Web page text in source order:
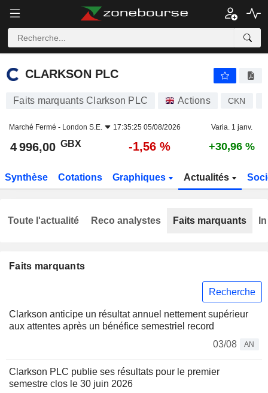
CLARKSON PLC
CLARKSON PLC
Faits marquants Clarkson PLC Actions CKN
Marché Fermé - London S.E. 17:35:25 05/08/2026 Varia. 1 janv.
4 996,00 GBX -1,56 % +30,96 %
Synthèse Cotations Graphiques Actualités
Faits marquants
Recherche
Clarkson anticipe un résultat annuel nettement supérieur
aux attentes après un bénéfice semestriel record
03/08
AN
Clarkson PLC publie ses résultats pour le premier
semestre clos le 30 juin 2026
Toute l'actualité Reco analystes Faits marquants